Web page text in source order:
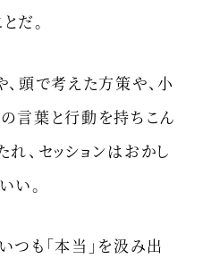
だ。
、頭で考えた方策や、小
言葉と行動を持ちこん
、セッションはおかし
い。
つも「本当」を汲み出